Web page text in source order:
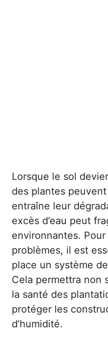
Lorsque le sol
des plantes
entraîne leur
excès d’eau peut
environnantes.
problèmes, il est
place un système
Cela permettra non
la santé des
protéger les
d’humidité.